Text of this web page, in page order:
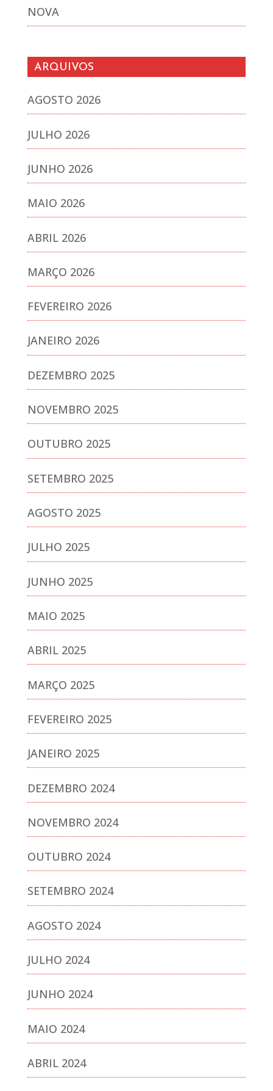
NOVA
ARQUIVOS
AGOSTO 2026
JULHO 2026
JUNHO 2026
MAIO 2026
ABRIL 2026
MARÇO 2026
FEVEREIRO 2026
JANEIRO 2026
DEZEMBRO 2025
NOVEMBRO 2025
OUTUBRO 2025
SETEMBRO 2025
AGOSTO 2025
JULHO 2025
JUNHO 2025
MAIO 2025
ABRIL 2025
MARÇO 2025
FEVEREIRO 2025
JANEIRO 2025
DEZEMBRO 2024
NOVEMBRO 2024
OUTUBRO 2024
SETEMBRO 2024
AGOSTO 2024
JULHO 2024
JUNHO 2024
MAIO 2024
ABRIL 2024